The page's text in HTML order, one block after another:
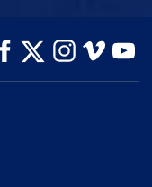
EXPLORA LAS
SERIES